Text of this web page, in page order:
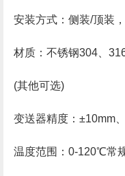
安装方式：侧装/顶装
材质：不锈钢304、
(其他可选)
变送器精度：±10mm
温度范围：0-120℃常